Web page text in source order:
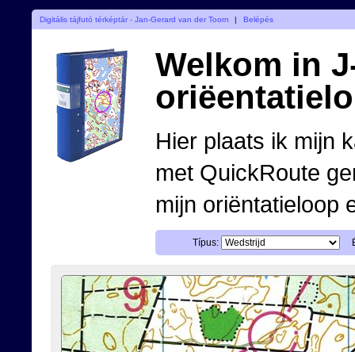
Digitális tájfutó térképtár - Jan-Gerard van der Toorn | Belépés
Welkom in
Hier plaats ik mijn
met QuickRoute
mijn oriëntatieloop
Típus: